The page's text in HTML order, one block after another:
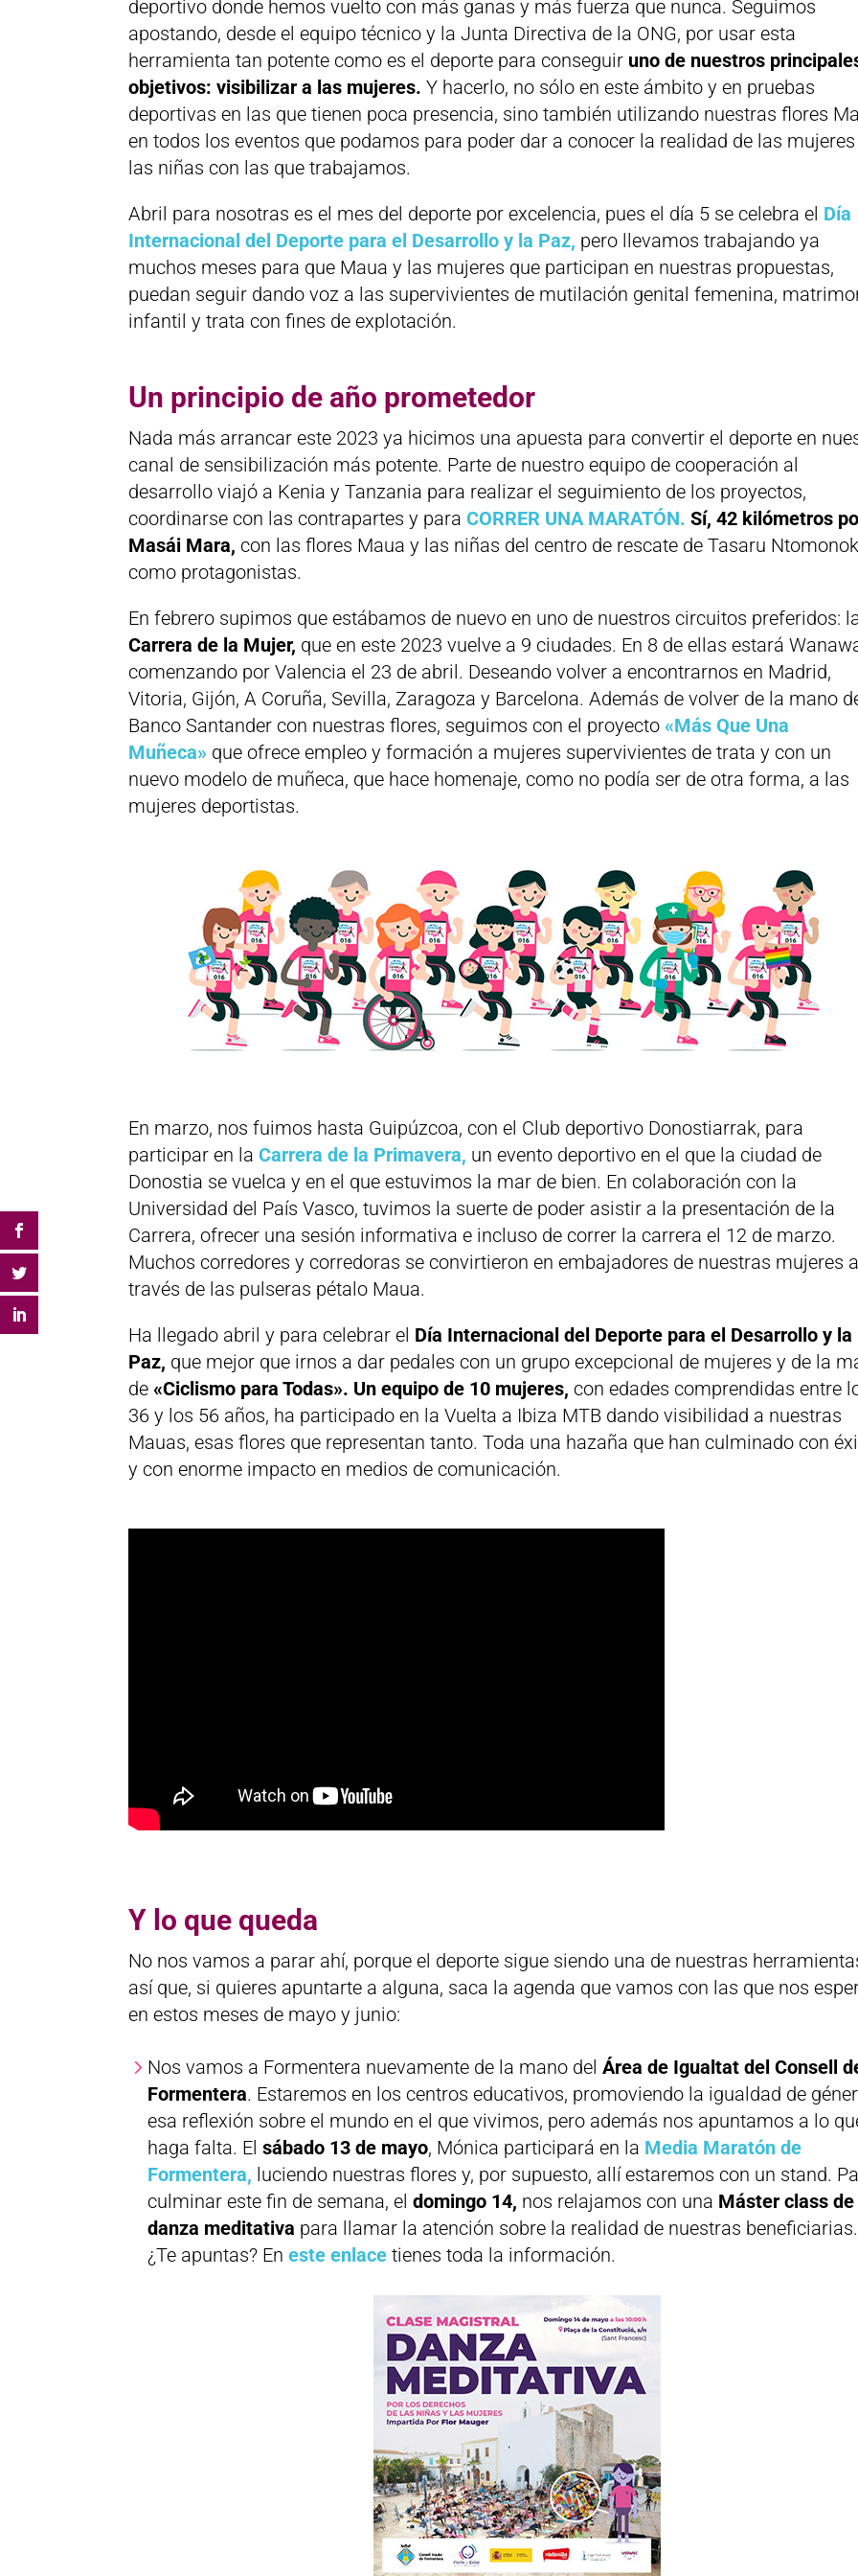
deportivo donde hemos vuelto con más ganas y más fuerza que nunca. Seguimos
apostando, desde el equipo técnico y la Junta Directiva de la ONG, por usar esta
herramienta tan potente como es el deporte para conseguir uno de nuestros
objetivos: visibilizar a las mujeres. Y hacerlo, no sólo en este ámbito y en pruebas
deportivas en las que tienen poca presencia, sino también utilizando nuestras flores
en todos los eventos que podamos para poder dar a conocer la realidad de las mujeres
las niñas con las que trabajamos.
Abril para nosotras es el mes del deporte por excelencia, pues el día 5 se celebra el Día
Internacional del Deporte para el Desarrollo y la Paz, pero llevamos trabajando ya
muchos meses para que Maua y las mujeres que participan en nuestras propuestas,
puedan seguir dando voz a las supervivientes de mutilación genital femenina,
infantil y trata con fines de explotación.
Un principio de año prometedor
Nada más arrancar este 2023 ya hicimos una apuesta para convertir el deporte en
canal de sensibilización más potente. Parte de nuestro equipo de cooperación al
desarrollo viajó a Kenia y Tanzania para realizar el seguimiento de los proyectos,
coordinarse con las contrapartes y paraCORRER UNA MARATÓN. Sí, 42 kilómetros
Masái Mara, con las flores Maua y las niñas del centro de rescate de Tasaru Ntomonok
como protagonistas.
En febrero supimos que estábamos de nuevo en uno de nuestros circuitos preferidos:
Carrera de la Mujer, que en este 2023 vuelve a 9 ciudades. En 8 de ellas estará
comenzando por Valencia el 23 de abril. Deseando volver a encontrarnos en Madrid,
Vitoria, Gijón, A Coruña, Sevilla, Zaragoza y Barcelona. Además de volver de la mano
Banco Santander con nuestras flores, seguimos con el proyecto «Más Que Una
Muñeca» que ofrece empleo y formación a mujeres supervivientes de trata y con un
nuevo modelo de muñeca, que hace homenaje, como no podía ser de otra forma, a las
mujeres deportistas.
En marzo, nos fuimos hasta Guipúzcoa, con el Club deportivo Donostiarrak, para
participar en laCarrera de la Primavera, un evento deportivo en el que la ciudad de
Donostia se vuelca y en el que estuvimos la mar de bien. En colaboración con la
Universidad del País Vasco, tuvimos la suerte de poder asistir a la presentación de la
Carrera, ofrecer una sesión informativa e incluso de correr la carrera el 12 de marzo.
Muchos corredores y corredoras se convirtieron en embajadores de nuestras mujeres a
través de las pulseras pétalo Maua.
Ha llegado abril y para celebrar el Día Internacional del Deporte para el Desarrollo y la
Paz, que mejor que irnos a dar pedales con un grupo excepcional de mujeres y de la
de «Ciclismo para Todas». Un equipo de 10 mujeres, con edades comprendidas entre
36 y los 56 años, ha participado en la Vuelta a Ibiza MTB dando visibilidad a nuestras
Mauas, esas flores que representan tanto. Toda una hazaña que han culminado con
y con enorme impacto en medios de comunicación.
Y lo que queda
No nos vamos a parar ahí, porque el deporte sigue siendo una de nuestras
así que, si quieres apuntarte a alguna, saca la agenda que vamos con las que nos
en estos meses de mayo y junio:
Nos vamos a Formentera nuevamente de la mano del Área de Igualtat del Consell
Formentera. Estaremos en los centros educativos, promoviendo la igualdad de
esa reflexión sobre el mundo en el que vivimos, pero además nos apuntamos a lo
haga falta. Elsábado 13 de mayo, Mónica participará en la Media Maratón de
Formentera, luciendo nuestras flores y, por supuesto, allí estaremos con un stand.
culminar este fin de semana, eldomingo 14, nos relajamos con una Máster class de
danza meditativa para llamar la atención sobre la realidad de nuestras beneficiarias.
¿Te apuntas? Eneste enlace tienes toda la información.